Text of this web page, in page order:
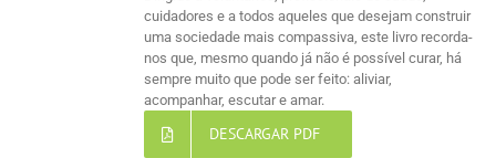
cuidadores e a todos aqueles que desejam construir
uma sociedade mais compassiva, este livro recorda-
nos que, mesmo quando já não é possível curar, há
sempre muito que pode ser feito: aliviar,
acompanhar, escutar e amar.
DESCARGAR PDF